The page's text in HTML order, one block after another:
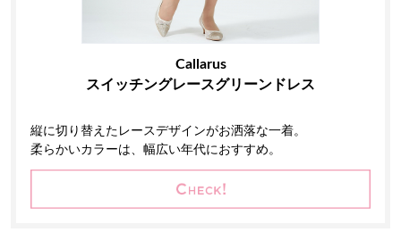
Callarus
スイッチングレースグリーンドレス
縦に切り替えたレースデザインがお洒落な一着。
柔らかいカラーは、幅広い年代におすすめ。